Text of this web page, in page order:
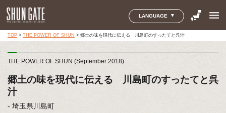
LANGUAGE menu
TOP> THE POWER OF SHUN > 郷土の味を現代に伝える 川島町のすったてと呉汁
THE POWER OF SHUN (September 2018)
郷土の味を現代に伝える 川島町のすったてと呉
汁
- 埼玉県川島町